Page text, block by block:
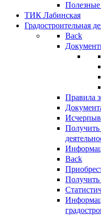
ТИК Лабинская
Градостроительная
Back
Правила
Получить
Back
Получить